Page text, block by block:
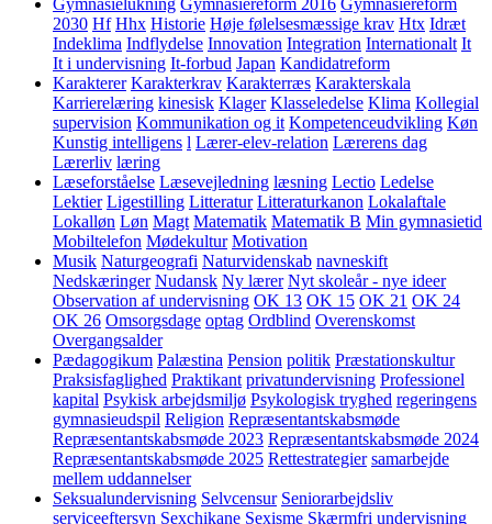
Gymnasielukning Gymnasiereform 2016 Gymnasiereform
2030 Hf Hhx Historie Høje følelsesmæssige krav Htx Idræt
Indeklima Indflydelse Innovation Integration Internationalt It
It i undervisning It-forbud Japan Kandidatreform
Karakterer Karakterkrav Karakterræs Karakterskala
Karrierelæring kinesisk Klager Klasseledelse Klima Kollegial
supervision Kommunikation og it Kompetenceudvikling Køn
Kunstig intelligens l Lærer-elev-relation Lærerens dag
Lærerliv læring
Læseforståelse Læsevejledning læsning Lectio Ledelse
Lektier Ligestilling Litteratur Litteraturkanon Lokalaftale
Lokalløn Løn Magt Matematik Matematik B Min gymnasietid
Mobiltelefon Mødekultur Motivation
Musik Naturgeografi Naturvidenskab navneskift
Nedskæringer Nudansk Ny lærer Nyt skoleår - nye ideer
Observation af undervisning OK 13 OK 15 OK 21 OK 24
OK 26 Omsorgsdage optag Ordblind Overenskomst
Overgangsalder
Pædagogikum Palæstina Pension politik Præstationskultur
Praksisfaglighed Praktikant privatundervisning Professionel
kapital Psykisk arbejdsmiljø Psykologisk tryghed regeringens
gymnasieudspil Religion Repræsentantskabsmøde
Repræsentantskabsmøde 2023 Repræsentantskabsmøde 2024
Repræsentantskabsmøde 2025 Rettestrategier samarbejde
mellem uddannelser
Seksualundervisning Selvcensur Seniorarbejdsliv
serviceeftersyn Sexchikane Sexisme Skærmfri undervisning